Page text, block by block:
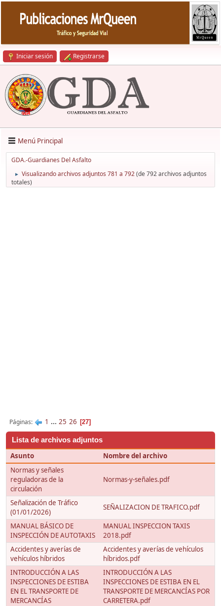
Iniciar sesión Registrarse
Menú Principal
GDA.-Guardianes Del Asfalto
► Visualizando archivos adjuntos 781 a 792(de 792 archivos adjuntos
totales)
Páginas 1 ... 25 26 27
Lista de archivos adjuntos
Asunto
Nombre del archivo
Normas y señales
reguladoras de la
circulación
Normas-y-señales.pdf
Señalización de Tráfico
(01/01/2026)
SEÑALIZACION DE TRAFICO.pdf
MANUAL BÁSICO DE
INSPECCIÓN DE AUTOTAXIS
MANUAL INSPECCION TAXIS
2018.pdf
Accidentes y averías de
vehículos híbridos
Accidentes y averías de vehículos
híbridos.pdf
INTRODUCCIÓN A LAS
INSPECCIONES DE ESTIBA
EN EL TRANSPORTE DE
MERCANCÍAS
INTRODUCCIÓN A LAS
INSPECCIONES DE ESTIBA EN EL
TRANSPORTE DE MERCANCÍAS POR
CARRETERA.pdf